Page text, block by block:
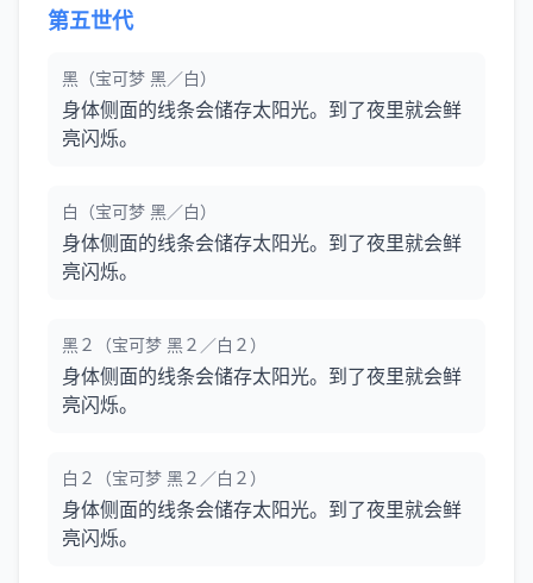
第五世代
黑（宝可梦 黑／白）
身体侧面的线条会储存太阳光。到了夜里就会鲜
亮闪烁。
白（宝可梦 黑／白）
身体侧面的线条会储存太阳光。到了夜里就会鲜
亮闪烁。
黑２（宝可梦 黑２／白２）
身体侧面的线条会储存太阳光。到了夜里就会鲜
亮闪烁。
白２（宝可梦 黑２／白２）
身体侧面的线条会储存太阳光。到了夜里就会鲜
亮闪烁。